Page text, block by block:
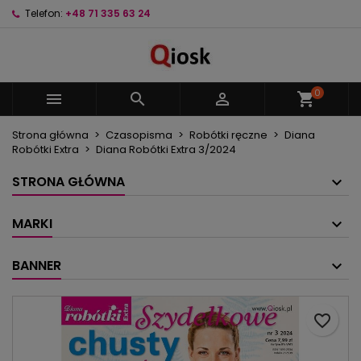
Telefon: +48 71 335 63 24
   shopping_cart0
Strona główna Czasopisma Robótki ręczne
Diana
Robótki Extra
Diana Robótki Extra 3/2024
STRONA GŁÓWNA
MARKI
BANNER
favorite_border
Nazwa listy życzeń
Anuluj Utwórz listę życzeń
Musisz być zalogowany by zapisać produkty na
swojej liście życzeń.
Anuluj Zaloguj się